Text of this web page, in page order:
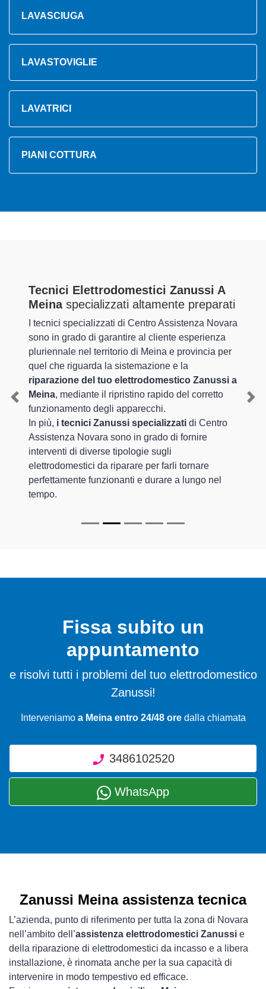
LAVASCIUGA
LAVASTOVIGLIE
LAVATRICI
PIANI COTTURA
Tecnici Elettrodomestici Zanussi A
Meinaspecializzati altamente preparati
I tecnici specializzati di Centro Assistenza Novara
sono in grado di garantire al cliente esperienza
pluriennale nel territorio di Meina e provincia per
quel che riguarda la sistemazione e la
riparazione del tuo elettrodomestico Zanussi a
Meina, mediante il ripristino rapido del corretto
funzionamento degli apparecchi.
In più, i tecnici Zanussi specializzati di Centro
Assistenza Novara sono in grado di fornire
interventi di diverse tipologie sugli
elettrodomestici da riparare per farli tornare
perfettamente funzionanti e durare a lungo nel
tempo.
Previous
Fissa subito un
appuntamento
e risolvi tutti i problemi del tuo elettrodomestico
Zanussi!
Interveniamo a Meina entro 24/48 oredalla chiamata
3486102520
WhatsApp
Zanussi Meina assistenza tecnica
L’azienda, punto di riferimento per tutta la zona di Novara
nell’ambito dell’assistenza elettrodomestici Zanussi e
della riparazione di elettrodomestici da incasso e a libera
installazione, è rinomata anche per la sua capacità di
intervenire in modo tempestivo ed efficace.